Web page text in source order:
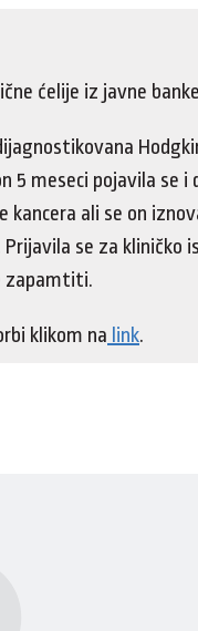
ćelije iz javne
5 meseci pojavila se
kancera ali se on
se za
zapamtiti.
klikom na link.